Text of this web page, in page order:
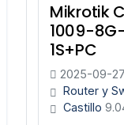
Mikrotik
1009-
1S+PC
2025-09-27
Router y
Castillo